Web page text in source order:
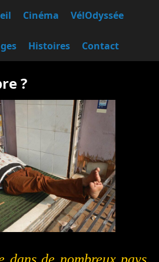
Cinéma VélOdyssée
Histoires Contact
?